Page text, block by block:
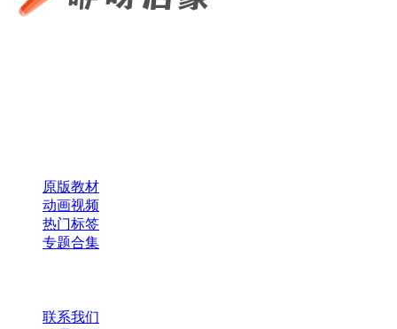
原版教材
动画视频
热门标签
专题合集
联系我们